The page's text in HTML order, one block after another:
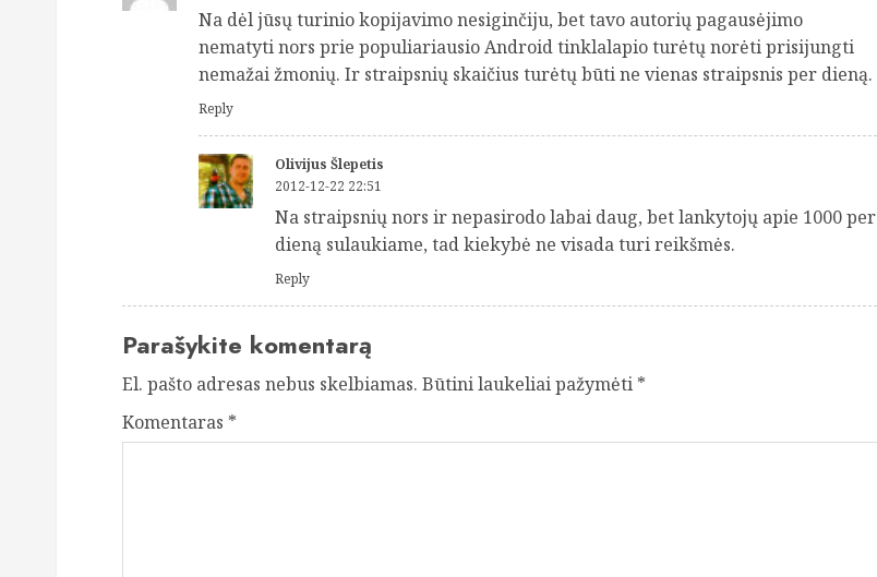
Na dėl jūsų turinio kopijavimo nesiginčiju, bet tavo autorių pagausėjimo
nematyti nors prie populiariausio Android tinklalapio turėtų norėti prisijungti
nemažai žmonių. Ir straipsnių skaičius turėtų būti ne vienas straipsnis per dieną.
Reply
Olivijus Šlepetis
2012-12-22 22:51
Na straipsnių nors ir nepasirodo labai daug, bet lankytojų apie 1000 per
dieną sulaukiame, tad kiekybė ne visada turi reikšmės.
Reply
Parašykite komentarą
El. pašto adresas nebus skelbiamas. Būtini laukeliai pažymėti *
Komentaras *